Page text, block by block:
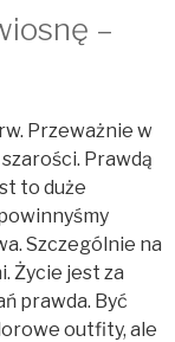
–
Przeważnie w
Prawdą
to duże
Szczególnie na
Życie jest za
prawda. Być
outfity, ale